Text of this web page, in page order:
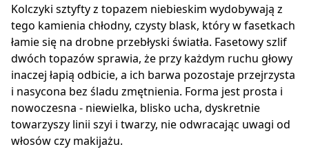
Kolczyki sztyfty z topazem niebieskim wydobywają z
tego kamienia chłodny, czysty blask, który w fasetkach
łamie się na drobne przebłyski światła. Fasetowy szlif
dwóch topazów sprawia, że przy każdym ruchu głowy
inaczej łapią odbicie, a ich barwa pozostaje przejrzysta
i nasycona bez śladu zmętnienia. Forma jest prosta i
nowoczesna - niewielka, blisko ucha, dyskretnie
towarzyszy linii szyi i twarzy, nie odwracając uwagi od
włosów czy makijażu.